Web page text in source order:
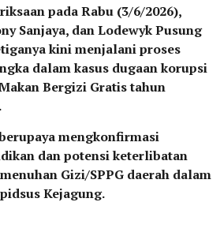
pada Rabu (3/6/2026),
Sanjaya, dan Lodewyk Pusung
kini menjalani proses
dalam kasus dugaan korupsi
Bergizi Gratis tahun
mengkonfirmasi
dan potensi keterlibatan
Gizi/SPPG daerah dalam
Kejagung.